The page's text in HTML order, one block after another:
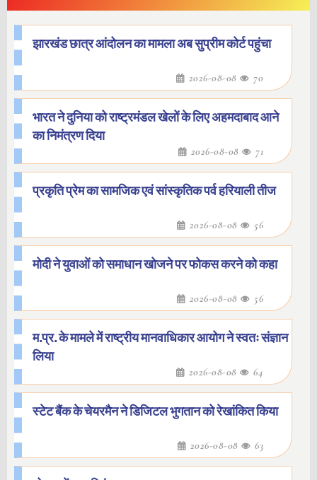
झारखंड छात्र आंदोलन का मामला अब सुप्रीम कोर्ट पहुंचा
2026-08-08 70
भारत ने दुनिया को राष्ट्रमंडल खेलों के लिए अहमदाबाद आने
का निमंत्रण दिया
2026-08-08 71
प्रकृति प्रेम का सामजिक एवं सांस्कृतिक पर्व हरियाली तीज
2026-08-08 56
मोदी ने युवाओं को समाधान खोजने पर फोकस करने को कहा
2026-08-08 56
म.प्र. के मामले में राष्ट्रीय मानवाधिकार आयोग ने स्वतः संज्ञान
लिया
2026-08-08 64
स्टेट बैंक के चेयरमैन ने डिजिटल भुगतान को रेखांकित किया
2026-08-08 63